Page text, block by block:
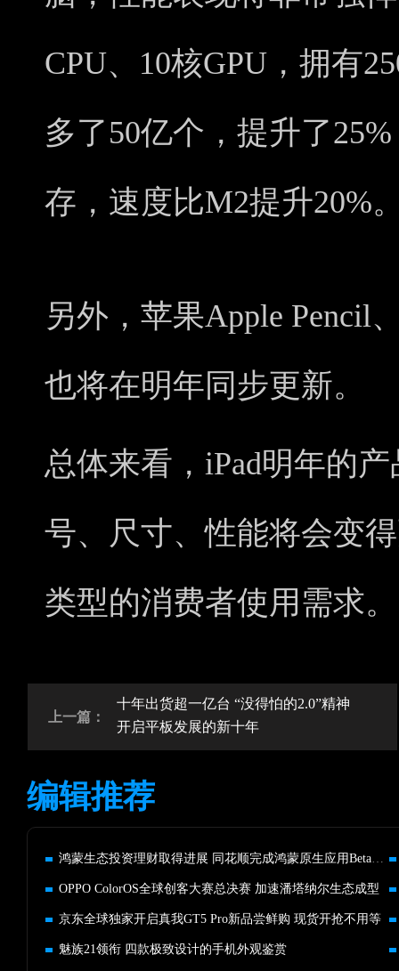
CPU、10核GPU，拥有
多了50亿个，提升了
存，速度比M2提升20%
另外，苹果Apple Pencil
也将在明年同步更新。
总体来看，iPad明年的
号、尺寸、性能将会变
类型的消费者使用需求。
上一篇：
十年出货超一亿台 “没得怕的2.0”精神
开启平板发展的新十年
编辑推荐
鸿蒙生态投资理财取得进展 同花顺完成鸿蒙原生应用Beta版本开发
OPPO ColorOS全球创客大赛总决赛 加速潘塔纳尔生态成型
京东全球独家开启真我GT5 Pro新品尝鲜购 现货开抢不用等
魅族21领衔 四款极致设计的手机外观鉴赏